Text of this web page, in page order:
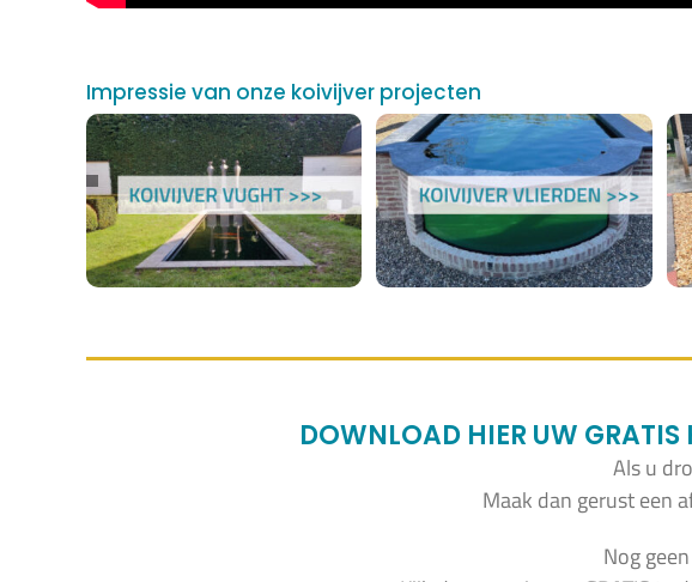
Impressie van onze koivijver projecten
DOWNLOAD HIER UW
Als u
Maak dan gerust een
Nog